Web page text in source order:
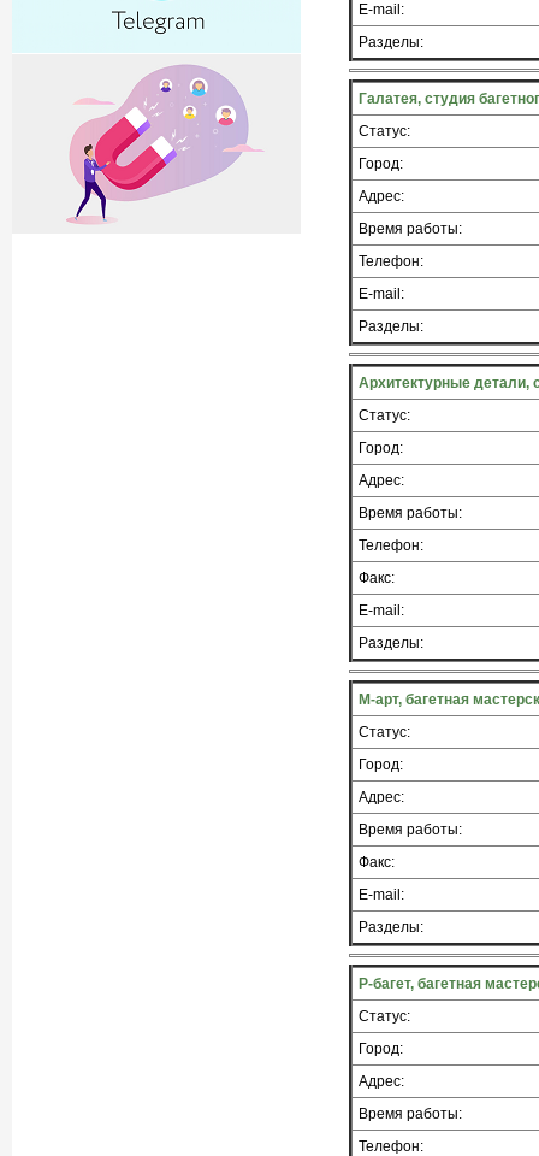
E-mail:
Разделы:
Галатея, студия
Статус:
Город:
Адрес:
Время работы:
Телефон:
E-mail:
Разделы:
Архитектурные детали,
Статус:
Город:
Адрес:
Время работы:
Телефон:
Факс:
E-mail:
Разделы:
М-арт, багетная
Статус:
Город:
Адрес:
Время работы:
Факс:
E-mail:
Разделы:
Р-багет, багетная
Статус:
Город:
Адрес:
Время работы:
Телефон: